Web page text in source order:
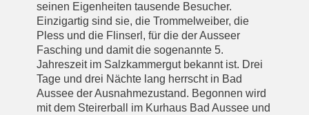
seinen Eigenheiten tausende Besucher.
Einzigartig sind sie, die Trommelweiber, die
Pless und die Flinserl, für die der Ausseer
Fasching und damit die sogenannte 5.
Jahreszeit im Salzkammergut bekannt ist. Drei
Tage und drei Nächte lang herrscht in Bad
Aussee der Ausnahmezustand. Begonnen wird
mit dem Steirerball im Kurhaus Bad Aussee und